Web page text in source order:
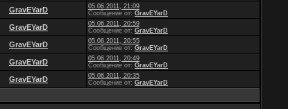
GravEYarD
05.06.2011, 21:09
Сообщение от: GravEYarD
GravEYarD
05.06.2011, 20:59
Сообщение от: GravEYarD
GravEYarD
05.06.2011, 20:55
Сообщение от: GravEYarD
GravEYarD
05.06.2011, 20:49
Сообщение от: GravEYarD
GravEYarD
05.06.2011, 20:35
Сообщение от: GravEYarD